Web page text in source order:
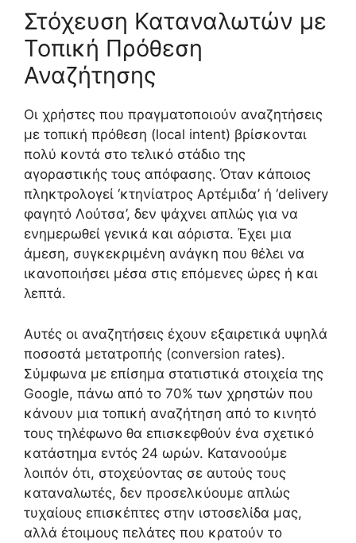
Στόχευση Καταναλωτών με
Τοπική Πρόθεση
Αναζήτησης
Οι χρήστες που πραγματοποιούν αναζητήσεις
με τοπική πρόθεση (local intent) βρίσκονται
πολύ κοντά στο τελικό στάδιο της
αγοραστικής τους απόφασης. Όταν κάποιος
πληκτρολογεί ‘κτηνίατρος Αρτέμιδα’ ή ‘delivery
φαγητό Λούτσα’, δεν ψάχνει απλώς για να
ενημερωθεί γενικά και αόριστα. Έχει μια
άμεση, συγκεκριμένη ανάγκη που θέλει να
ικανοποιήσει μέσα στις επόμενες ώρες ή και
λεπτά.
Αυτές οι αναζητήσεις έχουν εξαιρετικά υψηλά
ποσοστά μετατροπής (conversion rates).
Σύμφωνα με επίσημα στατιστικά στοιχεία της
Google, πάνω από το 70% των χρηστών που
κάνουν μια τοπική αναζήτηση από το κινητό
τους τηλέφωνο θα επισκεφθούν ένα σχετικό
κατάστημα εντός 24 ωρών. Κατανοούμε
λοιπόν ότι, στοχεύοντας σε αυτούς τους
καταναλωτές, δεν προσελκύουμε απλώς
τυχαίους επισκέπτες στην ιστοσελίδα μας,
αλλά έτοιμους πελάτες που κρατούν το